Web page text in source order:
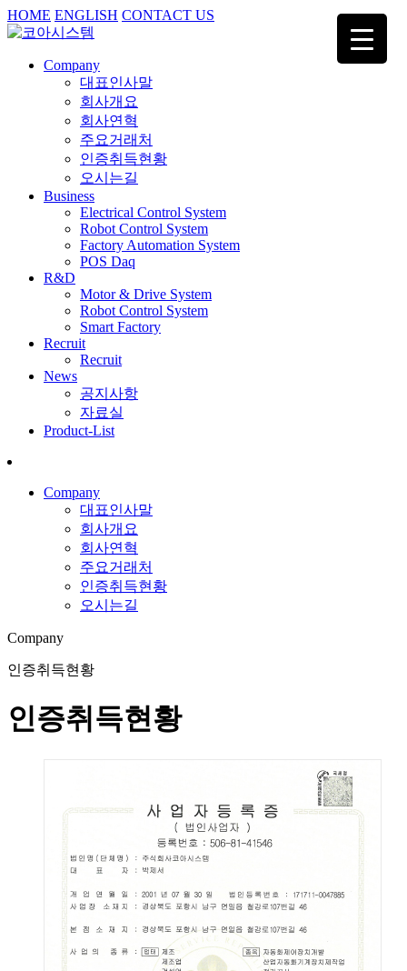
HOME ENGLISH CONTACT US
Company
대표인사말
회사개요
회사연혁
주요거래처
인증취득현황
오시는길
Business
Electrical Control System
Robot Control System
Factory Automation System
POS Daq
R&D
Motor & Drive System
Robot Control System
Smart Factory
Recruit
Recruit
News
공지사항
자료실
Product-List
Company
대표인사말
회사개요
회사연혁
주요거래처
인증취득현황
오시는길
Company
인증취득현황
인증취득현황